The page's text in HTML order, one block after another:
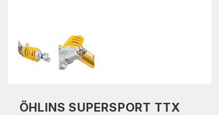
ÖHLINS SUPERSPORT TTX